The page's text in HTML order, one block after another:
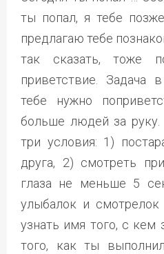
ты попал, я тебе
предлагаю тебе
так сказать, тоже
приветствие. Задача
тебе нужно
больше людей за
три условия: 1)
друга, 2) смотреть
глаза не меньше 5
улыбалок и
узнать имя того, с кем
того, как ты